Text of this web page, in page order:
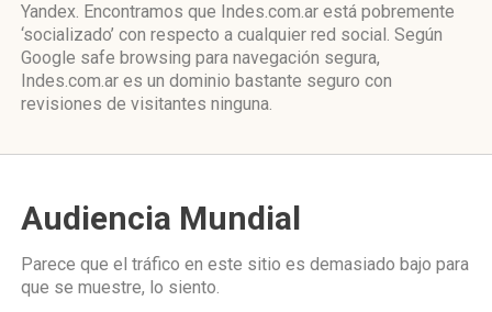
Yandex. Encontramos que Indes.com.ar está pobremente
‘socializado’ con respecto a cualquier red social. Según
Google safe browsing para navegación segura,
Indes.com.ar es un dominio bastante seguro con
revisiones de visitantes ninguna.
Audiencia Mundial
Parece que el tráfico en este sitio es demasiado bajo para
que se muestre, lo siento.